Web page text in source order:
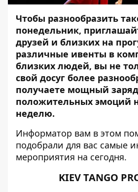
Чтобы разнообразить
понедельник,
друзей и близких на
различные ивенты в
близких людей, вы не
свой досуг более
получаете мощный заряд
положительных эмоций
неделю.
Информатор вам в этом
подобрали для вас самые
мероприятия на сегодня.
KIEV TANGO